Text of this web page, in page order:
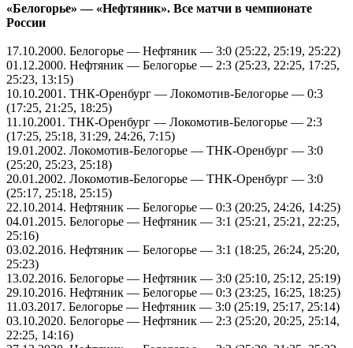
«Белогорье» — «Нефтяник». Все матчи в чемпионате
России
17.10.2000. Белогорье — Нефтяник — 3:0 (25:22, 25:19, 25:22)
01.12.2000. Нефтяник — Белогорье — 2:3 (25:23, 22:25, 17:25,
25:23, 13:15)
10.10.2001 . ТНК-Оренбург — Локомотив-Белогорье — 0:3
(17:25, 21:25, 18:25)
11.10.2001 . ТНК-Оренбург — Локомотив-Белогорье — 2:3
(17:25, 25:18, 31:29, 24:26, 7:15)
19.01.2002. Локомотив-Белогорье — ТНК-Оренбург — 3:0
(25:20, 25:23, 25:18)
20.01.2002. Локомотив-Белогорье — ТНК-Оренбург — 3:0
(25:17, 25:18, 25:15)
22.10.2014. Нефтяник — Белогорье — 0:3 (20:25, 24:26, 14:25)
04.01.2015. Белогорье — Нефтяник — 3:1 (25:21, 25:21, 22:25,
25:16)
03.02.2016. Нефтяник — Белогорье — 3:1 (18:25, 26:24, 25:20,
25:23)
13.02.2016. Белогорье — Нефтяник — 3:0 (25:10, 25:12, 25:19)
29.10.2016. Нефтяник — Белогорье — 0:3 (23:25, 16:25, 18:25)
11.03.2017. Белогорье — Нефтяник — 3:0 (25:19, 25:17, 25:14)
03.10.2020. Белогорье — Нефтяник — 2:3 (25:20, 20:25, 25:14,
22:25, 14:16)